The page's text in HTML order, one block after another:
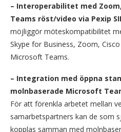
– Interoperabilitet med
Teams röst/video via Pexip
möjliggör möteskompatibilitet
Skype for Business, Zoom,
Microsoft Teams.
– Integration med öppna
molnbaserade Microsoft
För att förenkla arbetet mellan
samarbetspartners kan de som
kopplas samman med